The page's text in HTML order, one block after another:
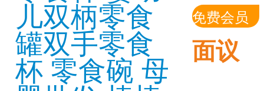
免费会员
面议